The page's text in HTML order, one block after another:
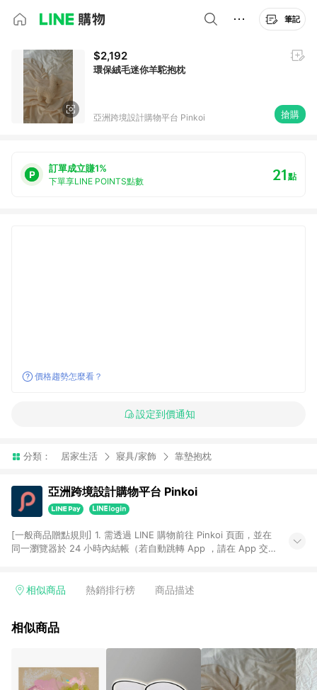
筆記
$2,192
環保絨毛迷你羊駝抱枕
亞洲跨境設計購物平台 Pinkoi 搶購
訂單成立賺1%
下單享LINE POINTS點數 21點
價格趨勢怎麼看？
設定到價通知
分類： 居家生活 寢具/家飾 靠墊抱枕
亞洲跨境設計購物平台 Pinkoi
[一般商品贈點規則] 1. 需透過 LINE 購物前往 Pinkoi 頁面，並在
同一瀏覽器於 24 小時內結帳（若自動跳轉 App ，請在 App 交
回饋訂單不得享有 Pinkoi 站方優惠，例如首購優惠，P coins，
行為，不具贈點資格，部分退款不在此限。 6. APP 請更新至
貨後 45 天後發送。 8. 群眾募資商品，禮物卡，開館保證金，補
運費，攤位費等不具贈點資格。 9. LINE 購物站上之商品規格、
顏色、價位、贈品如與 Pinkoi 商品資訊頁及購物車不符，以
相似商品 熱銷排行榜 商品描述
相似商品